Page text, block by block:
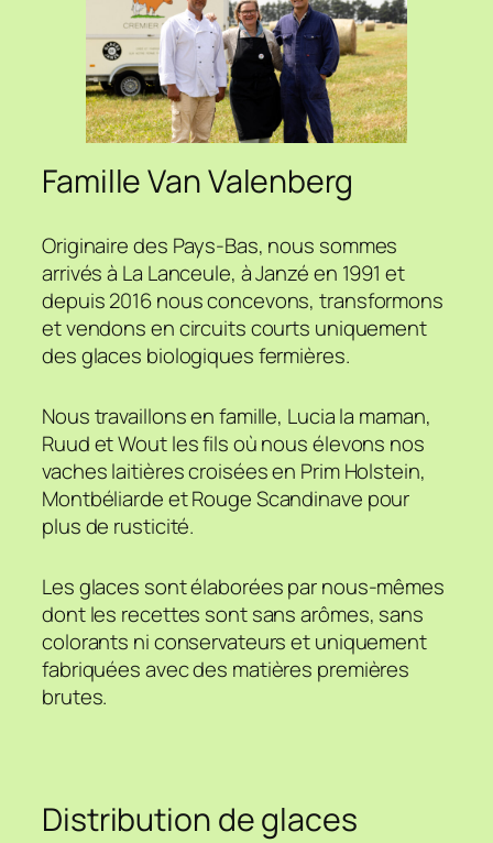
Famille Van Valenberg
Originaire des Pays-Bas, nous sommes
arrivés à La Lanceule, à Janzé en 1991 et
depuis 2016 nous concevons, transformons
et vendons en circuits courts uniquement
des glaces biologiques fermières.
Nous travaillons en famille, Lucia la maman,
Ruud et Wout les fils où nous élevons nos
vaches laitières croisées en Prim Holstein,
Montbéliarde et Rouge Scandinave pour
plus de rusticité.
Les glaces sont élaborées par nous-mêmes
dont les recettes sont sans arômes, sans
colorants ni conservateurs et uniquement
fabriquées avec des matières premières
brutes.
Distribution de glaces